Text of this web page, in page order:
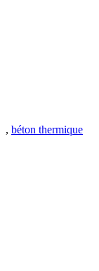
, béton thermique